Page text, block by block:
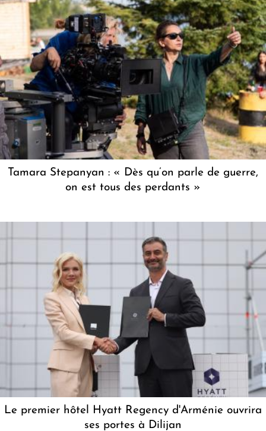
Tamara Stepanyan : « Dès qu’on parle de guerre,
on est tous des perdants »
Le premier hôtel Hyatt Regency d'Arménie ouvrira
ses portes à Dilijan